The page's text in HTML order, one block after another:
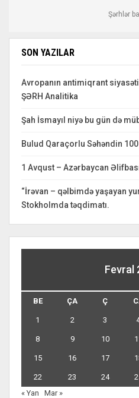
Şərhlər
SON YAZILAR
Avropanın antimiqrant
ŞƏRH Analitika
Şah İsmayıl niyə bu gün də
Bulud Qaraçorlu Səhəndin
1 Avqust – Azərbaycan
“İrəvan – qəlbimdə yaşayan
Stokholmda təqdimatı.
Fevral
BE ÇA Ç
1 2 3
8 9 10
15 16 17
22 23 24
« Yan
Mar »